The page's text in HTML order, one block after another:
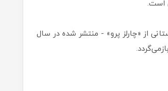
است.
انیمیشن سیندرلا را سال 1950 براساس داستانی از «چارلز پرو» - منتشر شده در سال